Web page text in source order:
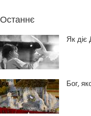
Останнє
Як діє
Бог,